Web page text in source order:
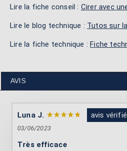
Lire la fiche conseil : Cirer avec
Lire le blog technique : Tutos sur
Lire la fiche technique :Fiche
AVIS
Luna J. avis vérifié
03/06/2023
Très efficace